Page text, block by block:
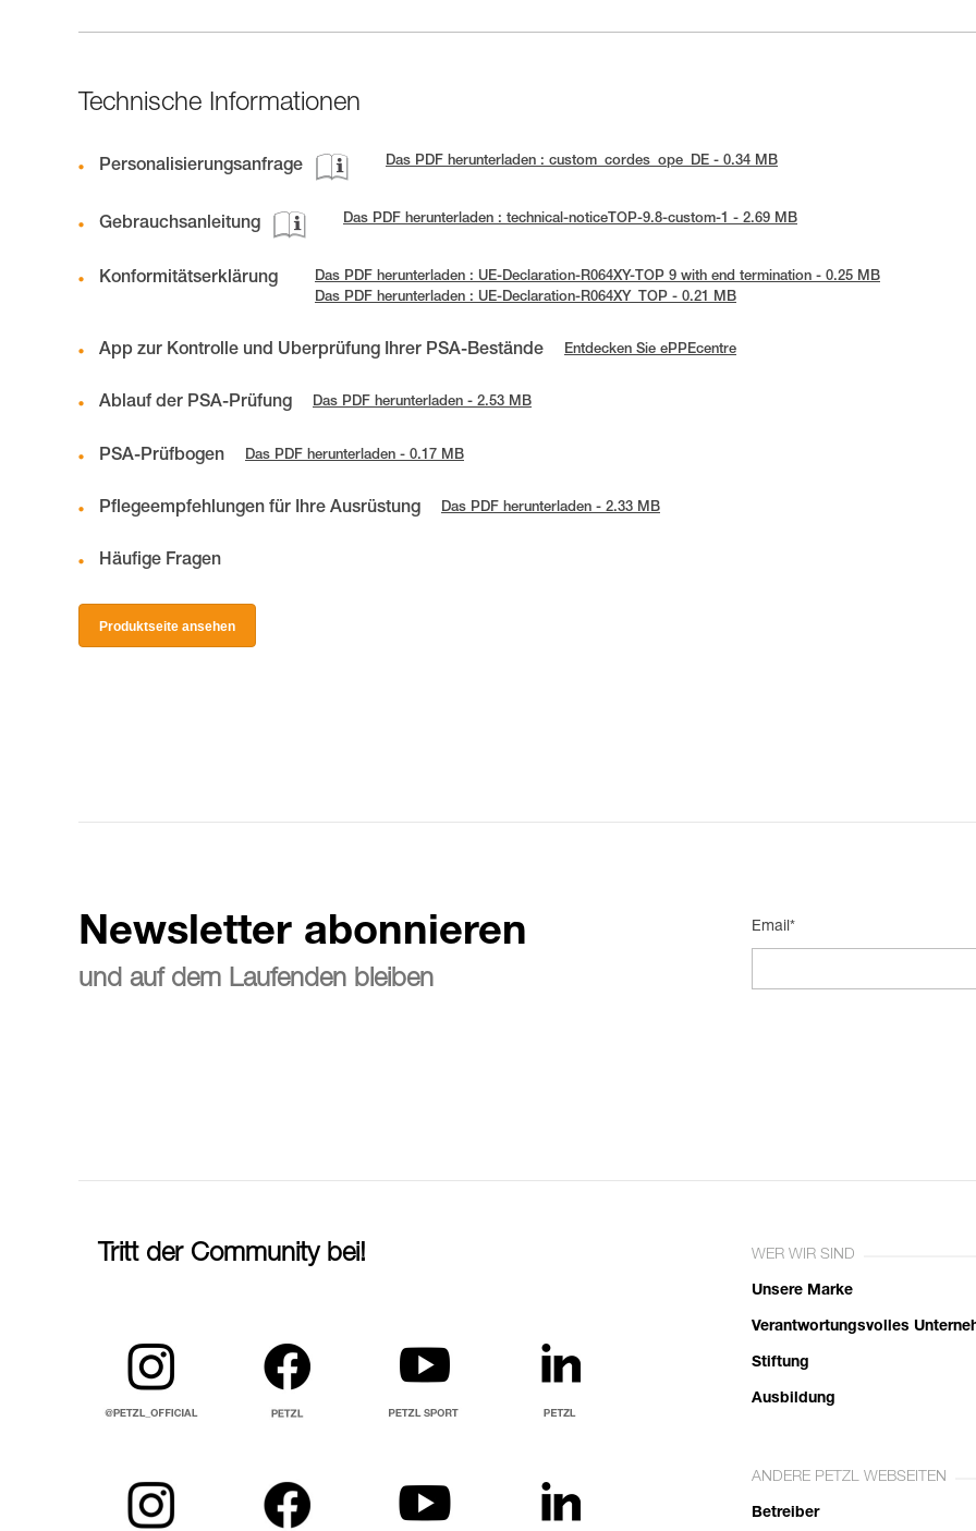
Technische Informationen
Personalisierungsanfrage Das PDF herunterladen : custom_cordes_ope_DE - 0.34 MB
Gebrauchsanleitung Das PDF herunterladen : technical-noticeTOP-9.8-custom-1 - 2.69 MB
Konformitätserklärung
Das PDF herunterladen : UE-Declaration-R064XY-TOP 9 with end termination - 0.25 MB
Das PDF herunterladen : UE-Declaration-R064XY_TOP - 0.21 MB
App zur Kontrolle und Überprüfung Ihrer PSA-Bestände Entdecken Sie ePPEcentre
Ablauf der PSA-Prüfung Das PDF herunterladen - 2.53 MB
PSA-Prüfbogen Das PDF herunterladen - 0.17 MB
Pflegeempfehlungen für Ihre Ausrüstung Das PDF herunterladen - 2.33 MB
Häufige Fragen
Produktseite ansehen
Newsletter abonnieren
und auf dem Laufenden bleiben
Email*
Tritt der Community bei! WER WIR SIND
Unsere Marke
Verantwortungsvolles
Stiftung
Ausbildung
ANDERE PETZL WEBSEITEN
Betreiber